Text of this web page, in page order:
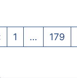
1 … 179